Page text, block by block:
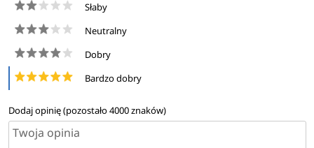
Słaby
Neutralny
Dobry
Bardzo dobry
Dodaj opinię (pozostało4000znaków)